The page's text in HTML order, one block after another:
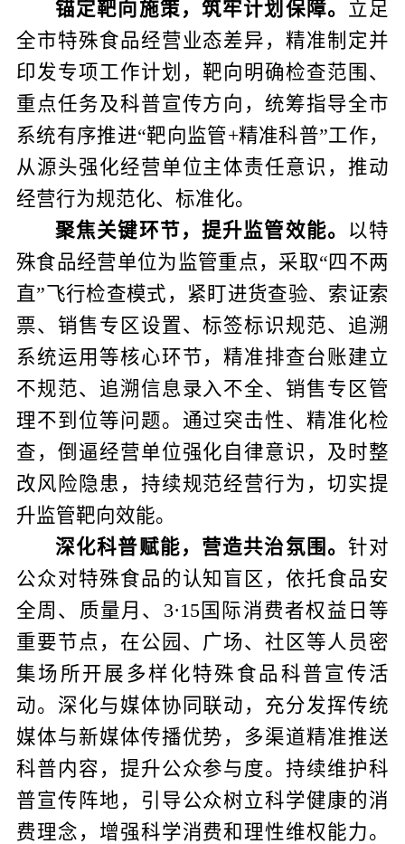
锚定靶向施策，筑牢计划保障。 立足
全市特殊食品经营业态差异，精准制定并
印发专项工作计划，靶向明确检查范围、
重点任务及科普宣传方向，统筹指导全市
系统有序推进“靶向监管+精准科普”工作，
从源头强化经营单位主体责任意识，推动
经营行为规范化、标准化。
聚焦关键环节，提升监管效能。 以特
殊食品经营单位为监管重点，采取“四不两
直”飞行检查模式，紧盯进货查验、索证索
票、销售专区设置、标签标识规范、追溯
系统运用等核心环节，精准排查台账建立
不规范、追溯信息录入不全、销售专区管
理不到位等问题。通过突击性、精准化检
查，倒逼经营单位强化自律意识，及时整
改风险隐患，持续规范经营行为，切实提
升监管靶向效能。
深化科普赋能，营造共治氛围。 针对
公众对特殊食品的认知盲区，依托食品安
全周、质量月 、 3·15国际消费者权益日等
重要节点，在公园、广场、社区等人员密
集场所开展多样化特殊食品科普宣传活
动。深化与媒体协同联动，充分发挥传统
媒体与新媒体传播优势，多渠道精准推送
科普内容，提升公众参与度。持续维护科
普宣传阵地，引导公众树立科学健康的消
费理念，增强科学消费和理性维权能力。